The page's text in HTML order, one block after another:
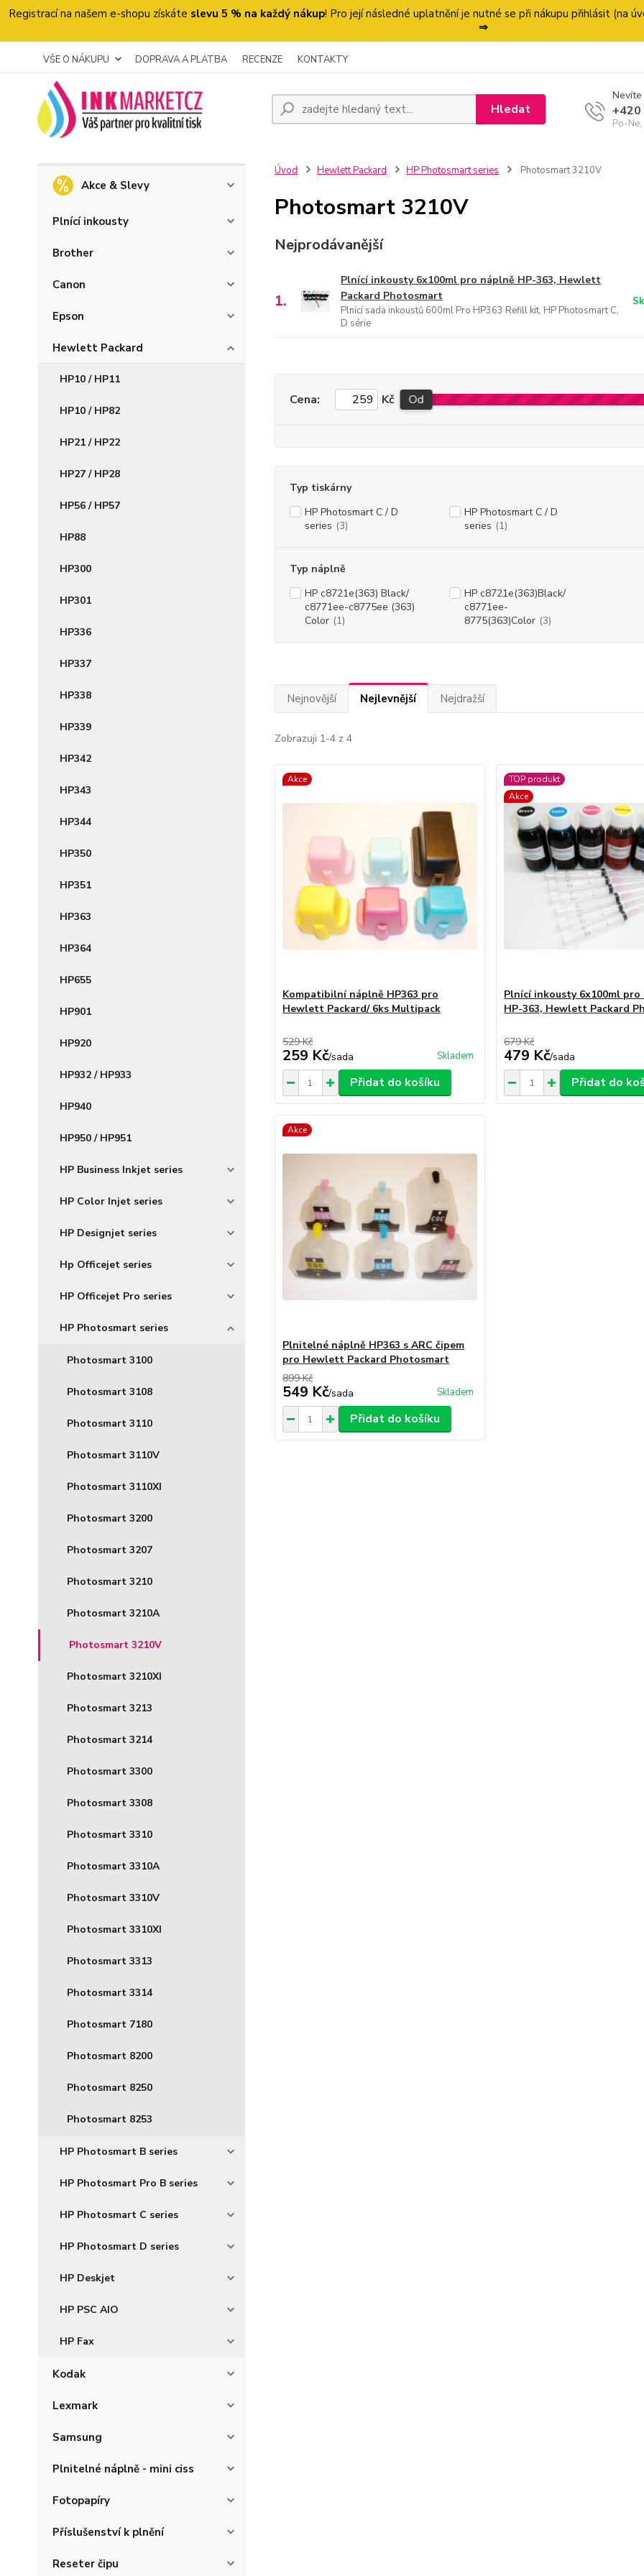
Registrací na našem e-shopu získáte slevu 5 % na každý nákup! Pro její následné uplatnění je nutné se při nákupu přihlásit (na
⇒
VŠE O NÁKUPU DOPRAVA A PLATBA RECENZE KONTAKTY
Hledat
Nevíte
Po-
Akce & Slevy
Plnící inkousty
Brother
Canon
Epson
Hewlett Packard
HP10 / HP11
HP10 / HP82
HP21 / HP22
HP27 / HP28
HP56 / HP57
HP88
HP300
HP301
HP336
HP337
HP338
HP339
HP342
HP343
HP344
HP350
HP351
HP363
HP364
HP655
HP901
HP920
HP932 / HP933
HP940
HP950 / HP951
HP Business Inkjet series
HP Color Injet series
HP Designjet series
Hp Officejet series
HP Officejet Pro series
HP Photosmart series
Photosmart 3100
Photosmart 3108
Photosmart 3110
Photosmart 3110V
Photosmart 3110XI
Photosmart 3200
Photosmart 3207
Photosmart 3210
Photosmart 3210A
Photosmart 3210V
Photosmart 3210XI
Photosmart 3213
Photosmart 3214
Photosmart 3300
Photosmart 3308
Photosmart 3310
Photosmart 3310A
Photosmart 3310V
Photosmart 3310XI
Photosmart 3313
Photosmart 3314
Photosmart 7180
Photosmart 8200
Photosmart 8250
Photosmart 8253
HP Photosmart B series
HP Photosmart Pro B series
HP Photosmart C series
HP Photosmart D series
HP Deskjet
HP PSC AIO
HP Fax
Kodak
Lexmark
Samsung
Plnitelné náplně - mini ciss
Fotopapíry
Příslušenství k plnění
Reseter čipu
Úvod Hewlett Packard HP Photosmart series Photosmart 3210V
Photosmart 3210V
Nejprodávanější
1.
Plnící inkousty 6x100ml pro náplně HP-363, Hewlett
Packard Photosmart
Plnící sada inkoustů 600ml Pro HP363 Refill kit, HP Photosmart C,
D série
Cena: Kč Od
Typ tiskárny
HP Photosmart C / D
series (3)
HP Photosmart C / D
series (1)
Typ náplně
HP c8721e(363) Black/
c8771ee-c8775ee (363)
Color (1)
HP c8721e(363)Black/
c8771ee-
8775(363)Color (3)
Nejnovější Nejlevnější Nejdražší
Zobrazuji 1-4 z 4
Akce
Kompatibilní náplně HP363 pro
Hewlett Packard/ 6ks Multipack
529 Kč
259 Kč/sada Skladem
Přidat do košíku
TOP produkt
Akce
Plnící inkousty 6x100ml pro
HP-363, Hewlett Packard
679 Kč
479 Kč/sada
Přidat do
Akce
Plnitelné náplně HP363 s ARC čipem
pro Hewlett Packard Photosmart
899 Kč
549 Kč/sada Skladem
Přidat do košíku